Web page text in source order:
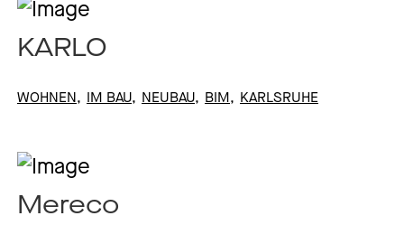
KARLO
WOHNEN IM BAU NEUBAU BIM KARLSRUHE
Mereco